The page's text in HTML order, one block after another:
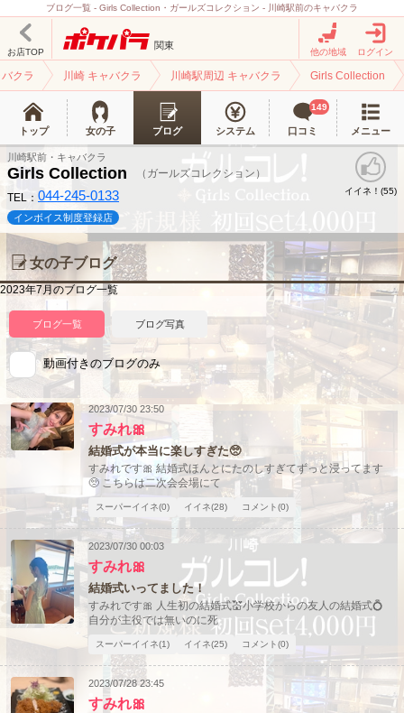
ブログ一覧 - Girls Collection・ガールズコレクション - 川崎駅前のキャバクラ
お店TOP
関東
他の地域 ログイン
クラ 川崎 キャバクラ 川崎駅周辺 キャバクラ Girls Collection
トップ 女の子 ブログ システム 口コミ
149
メニュー
川崎駅前・キャバクラ
Girls Collection
（ガールズコレクション）
TEL： 044-245-0133 イイネ！(55)
インボイス制度登録店
女の子ブログ
2023年7月のブログ一覧
ブログ一覧 ブログ写真
動画付きのブログのみ
2023/07/30 23:50
すみれ🎀
結婚式が本当に楽しすぎた🥺
すみれです🎀 結婚式ほんとにたのしすぎてずっと浸ってます
🥺 こちらは二次会会場にて
スーパーイイネ(0) イイネ(28) コメント(0)
2023/07/30 00:03
すみれ🎀
結婚式いってました！
すみれです🎀 人生初の結婚式💒小学校からの友人の結婚式💍
自分が主役では無いのに死
スーパーイイネ(1) イイネ(25) コメント(0)
2023/07/28 23:45
すみれ🎀